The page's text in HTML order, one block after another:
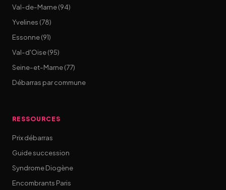
Val-de-Marne (94)
Yvelines (78)
Essonne (91)
Val-d'Oise (95)
Seine-et-Marne (77)
Débarras par commune
RESSOURCES
Prix débarras
Guide succession
Syndrome Diogène
Encombrants Paris